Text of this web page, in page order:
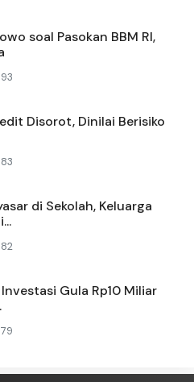
soal Pasokan BBM RI,
Disorot, Dinilai Berisiko
di Sekolah, Keluarga
Gula Rp10 Miliar